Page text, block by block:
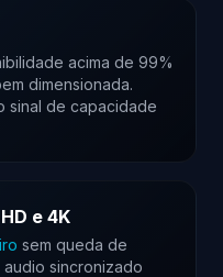
acima de 99%
dimensionada.
sinal de capacidade
e 4K
sem queda de
audio sincronizado